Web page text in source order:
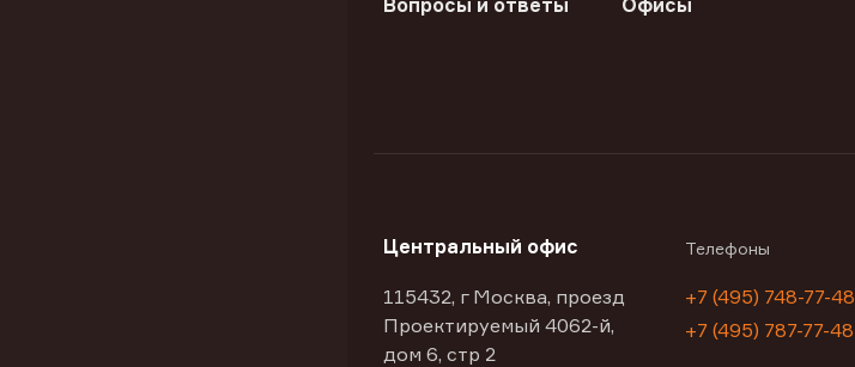
Вопросы и ответы Офисы
Центральный офис
115432, г Москва, проезд
Проектируемый 4062-й,
дом 6, стр 2
Телефоны
+7 (495) 748-77-48
+7 (495) 787-77-48